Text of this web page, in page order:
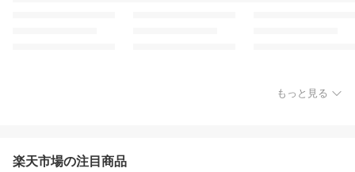
もっと見る
楽天市場の注目商品